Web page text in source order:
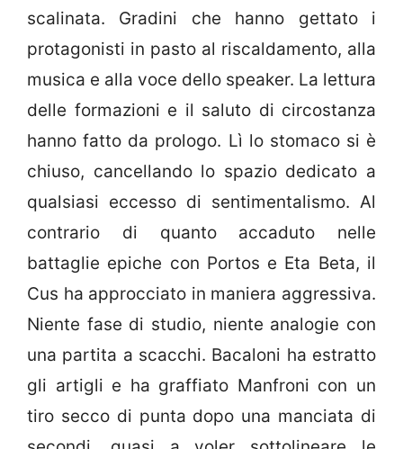
scalinata. Gradini che hanno gettato i
protagonisti in pasto al riscaldamento, alla
musica e alla voce dello speaker. La lettura
delle formazioni e il saluto di circostanza
hanno fatto da prologo. Lì lo stomaco si è
chiuso, cancellando lo spazio dedicato a
qualsiasi eccesso di sentimentalismo. Al
contrario di quanto accaduto nelle
battaglie epiche con Portos e Eta Beta, il
Cus ha approcciato in maniera aggressiva.
Niente fase di studio, niente analogie con
una partita a scacchi. Bacaloni ha estratto
gli artigli e ha graffiato Manfroni con un
tiro secco di punta dopo una manciata di